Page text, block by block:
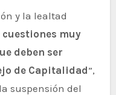
y la lealtad
cuestiones muy
deben ser
de Capitalidad”,
suspensión del